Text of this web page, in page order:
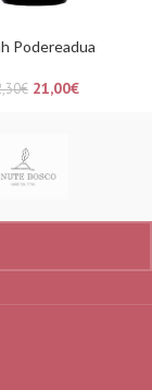
Podereadua
€ 21,00€